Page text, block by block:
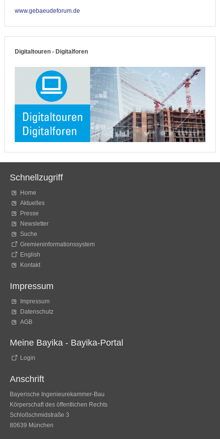
www.gebaeudeforum.de
Digitaltouren - Digitalforen
Schnellzugriff
Home
Aktuelles
Presse
Newsletter
Suche
Gremieninformationssystem
English
Kontakt
Impressum
Impressum
Datenschutz
AGB
Meine Bayika - Bayika-Portal
Login
Anschrift
Bayerische Ingenieurekammer-Bau
Körperschaft des öffentlichen Rechts
Schloßschmidstraße 3
80639 München